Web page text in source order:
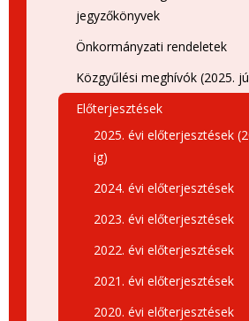
jegyzőkönyvek
Önkormányzati rendeletek
Közgyűlési meghívók (2025.
Előterjesztések
2025. évi előterjesztések
ig)
2024. évi előterjesztések
2023. évi előterjesztések
2022. évi előterjesztések
2021. évi előterjesztések
2020. évi előterjesztések